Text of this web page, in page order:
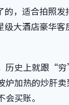
的，适合拍照发
级大酒店豪华客
历史上就跟“
加热的炒肝卖
买账。